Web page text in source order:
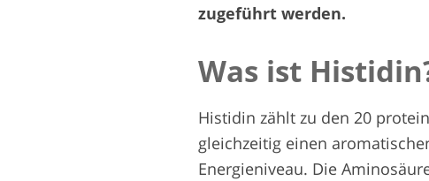
zugeführt werden.
Was ist
Histidin zählt zu den 20
gleichzeitig einen
Energieniveau. Die